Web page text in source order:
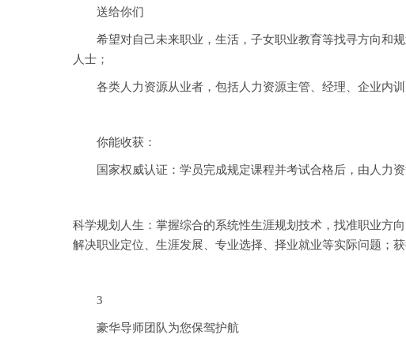
送给你们
希望对自己未来职业，生活，子女职业教育等找寻方向和规
人士；
各类人力资源从业者，包括人力资源主管、经理、企业内训
你能收获：
国家权威认证：学员完成规定课程并考试合格后，由人力资
科学规划人生：掌握综合的系统性生涯规划技术，找准职业方
解决职业定位、生涯发展、专业选择、择业就业等实际问题；
3
豪华导师团队为您保驾护航